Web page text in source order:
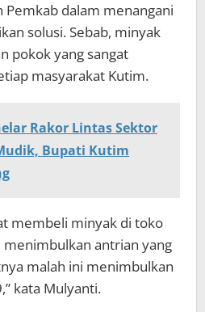
Pemkab dalam menangani
solusi. Sebab, minyak
pokok yang sangat
masyarakat Kutim.
Rakor Lintas Sektor
Bupati Kutim
membeli minyak di toko
menimbulkan antrian yang
malah ini menimbulkan
kata Mulyanti.